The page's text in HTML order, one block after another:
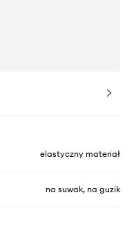
elastyczny materiał
na suwak, na guzik